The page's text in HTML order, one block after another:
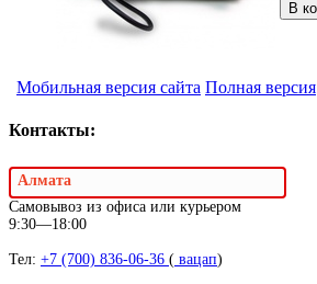
Мобильная версия сайта Полная версия
Контакты:
Алмата
Самовывоз из офиса или курьером
9:30—18:00
Тел: +7 (700) 836-06-36 ( вацап)